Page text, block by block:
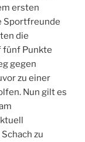
ersten
Sportfreunde
die
fünf Punkte
gegen
zu einer
Nun gilt es
zu